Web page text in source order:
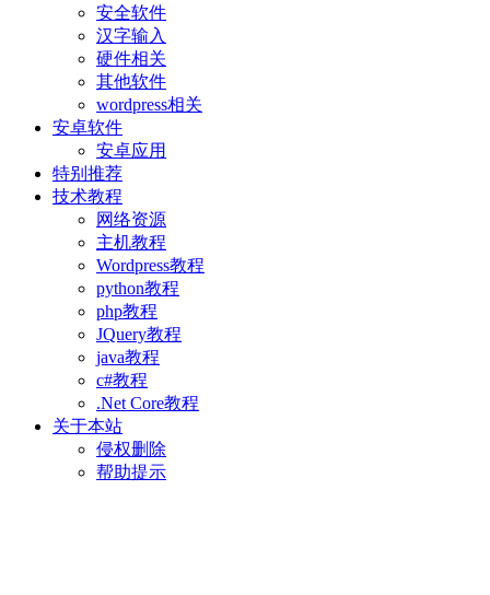
安全软件
汉字输入
硬件相关
其他软件
wordpress相关
安卓软件
安卓应用
特别推荐
技术教程
网络资源
主机教程
Wordpress教程
python教程
php教程
JQuery教程
java教程
c#教程
.Net Core教程
关于本站
侵权删除
帮助提示